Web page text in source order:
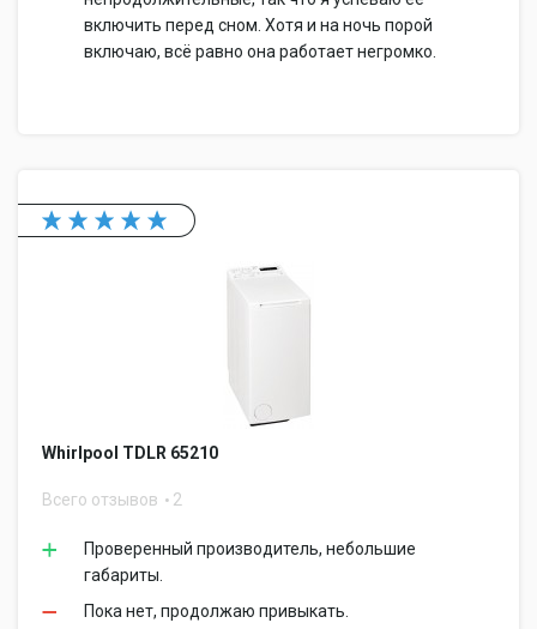
включить перед сном. Хотя и на ночь порой
включаю, всё равно она работает негромко.
Whirlpool TDLR 65210
Всего отзывов 2
Проверенный производитель, небольшие
габариты.
Пока нет, продолжаю привыкать.